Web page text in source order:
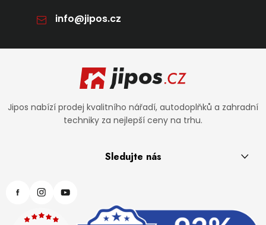
info@jipos.cz
Zápatí
Jipos nabízí prodej kvalitního nářadí, autodoplňků a zahradní
techniky za nejlepší ceny na trhu.
Sledujte nás